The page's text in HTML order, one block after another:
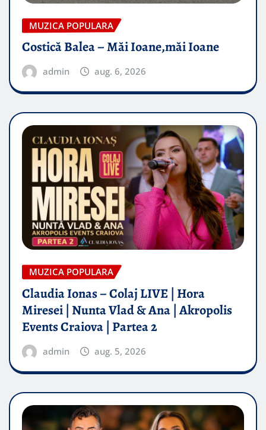
MUZICA POPULARA
Costică Balea – Măi Ioane,măi Ioane
admin aug. 6, 2026
MUZICA POPULARA
Claudia Ionas – Colaj LIVE | Hora
Miresei | Nunta Vlad & Ana | Akropolis
Events Craiova | Partea 2
admin aug. 5, 2026